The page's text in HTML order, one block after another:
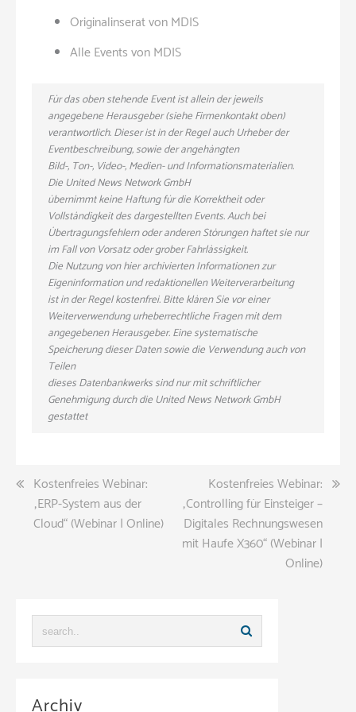
Originalinserat von MDIS
Alle Events von MDIS
Für das oben stehende Event ist allein der jeweils
angegebene Herausgeber (siehe Firmenkontakt oben)
verantwortlich. Dieser ist in der Regel auch Urheber der
Eventbeschreibung, sowie der angehängten
Bild-, Ton-, Video-, Medien- und Informationsmaterialien.
Die United News Network GmbH
übernimmt keine Haftung für die Korrektheit oder
Vollständigkeit des dargestellten Events. Auch bei
Übertragungsfehlern oder anderen Störungen haftet sie nur
im Fall von Vorsatz oder grober Fahrlässigkeit.
Die Nutzung von hier archivierten Informationen zur
Eigeninformation und redaktionellen Weiterverarbeitung
ist in der Regel kostenfrei. Bitte klären Sie vor einer
Weiterverwendung urheberrechtliche Fragen mit dem
angegebenen Herausgeber. Eine systematische
Speicherung dieser Daten sowie die Verwendung auch von
Teilen
dieses Datenbankwerks sind nur mit schriftlicher
Genehmigung durch die United News Network GmbH
gestattet
Beitragsnavigation
Kostenfreies Webinar:
„ERP-System aus der
Cloud“ (Webinar | Online)
Kostenfreies Webinar:
„Controlling für Einsteiger –
Digitales Rechnungswesen
mit Haufe X360“ (Webinar |
Online)